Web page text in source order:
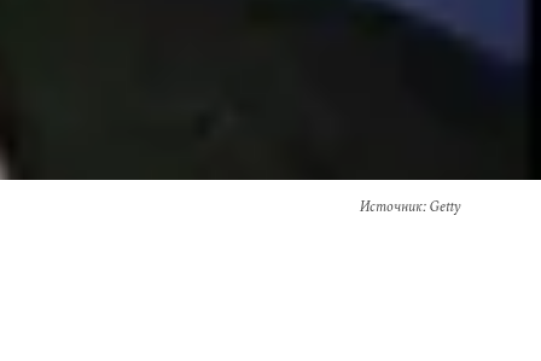
Источник: Getty